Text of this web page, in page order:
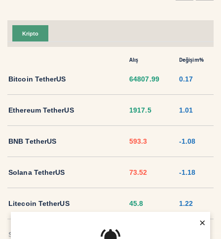
×
Kripto
Alış Değişim%
Bitcoin TetherUS 64807.99 0.17
Ethereum TetherUS 1917.5 1.01
BNB TetherUS 593.3 -1.08
Solana TetherUS 73.52 -1.18
Litecoin TetherUS 45.8 1.22
Sui TetherUS